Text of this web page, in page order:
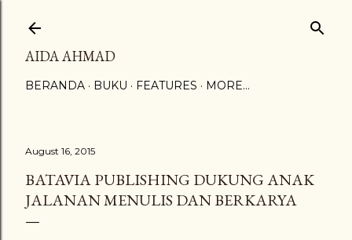
AIDA AHMAD
BERANDA BUKU FEATURES MORE…
August 16, 2015
BATAVIA PUBLISHING DUKUNG ANAK
JALANAN MENULIS DAN BERKARYA